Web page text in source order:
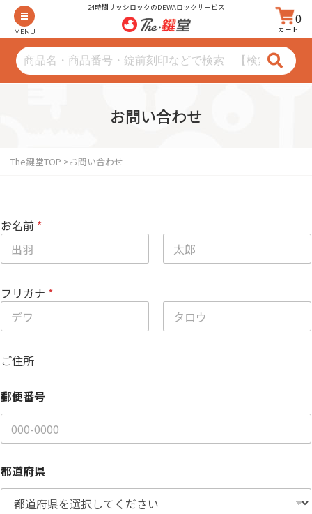
MENU
24時間サッシロックのDEWAロックサービス
0
カート
お問い合わせ
The鍵堂TOP お問い合わせ
注
文
号
名
番
フ
イ
ル
ッ
プ
ー
お名前 *
フリガナ *
ご住所
郵便番号
都道府県